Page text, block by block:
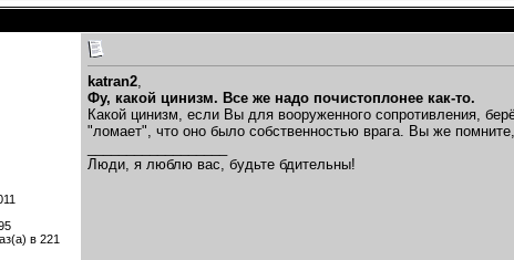
в 221
katran2,
Фу, какой цинизм. Все же надо почистоплонее как-то.
Какой цинизм, если Вы для вооруженного сопротивления,
"ломает", что оно было собственностью врага. Вы же
Люди, я люблю вас, будьте бдительны!